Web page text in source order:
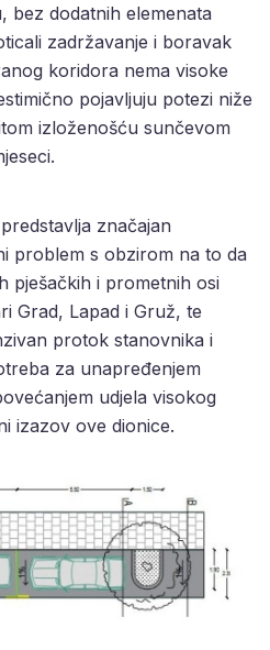
bez dodatnih elemenata
zadržavanje i boravak
koridora nema visoke
pojavljuju potezi niže
izloženošću sunčevom
značajan
problem s obzirom na to da
pješačkih i prometnih osi
Grad, Lapad i Gruž, te
protok stanovnika i
za unapređenjem
udjela visokog
izazov ove dionice.